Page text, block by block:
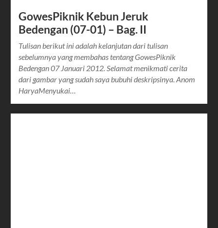
GowesPiknik Kebun Jeruk
Bedengan (07-01) – Bag. II
Tulisan berikut ini adalah kelanjutan dari tulisan
sebelumnya yang membahas tentang GowesPiknik
Bedengan 07 Januari 2012. Selamat menikmati cerita
dari gambar yang sudah saya bubuhi deskripsinya. Anom
HaryaMenyukai…